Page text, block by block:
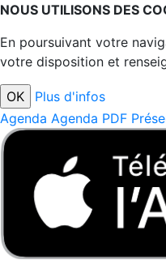
NOUS UTILISONS DES
En poursuivant votre
votre disposition et
Plus d'infos
Agenda Agenda PDF